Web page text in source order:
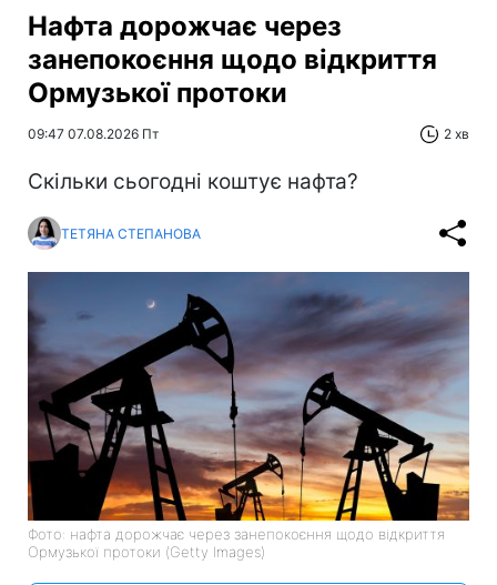
Нафта дорожчає через
занепокоєння щодо відкриття
Ормузької протоки
09:47 07.08.2026 Пт 2 хв
Скільки сьогодні коштує нафта?
ТЕТЯНА СТЕПАНОВА
Фото: нафта дорожчає через занепокоєння щодо відкриття
Ормузької протоки (Getty Images)